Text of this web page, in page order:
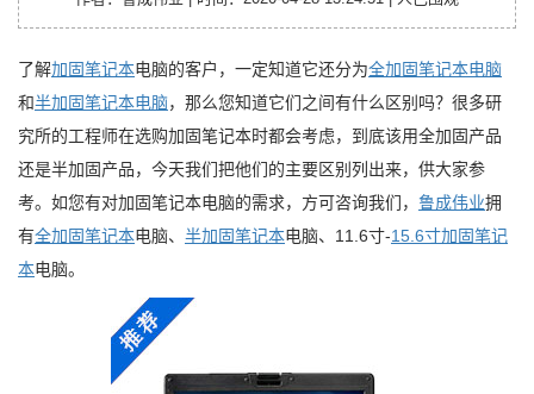
了解加固笔记本电脑的客户，一定知道它还分为全加固笔记本电脑
和半加固笔记本电脑，那么您知道它们之间有什么区别吗？很多研
究所的工程师在选购加固笔记本时都会考虑，到底该用全加固产品
还是半加固产品，今天我们把他们的主要区别列出来，供大家参
考。如您有对加固笔记本电脑的需求，方可咨询我们， 鲁成伟业拥
有全加固笔记本电脑、 半加固笔记本电脑、11.6寸-15.6寸加固笔记
本电脑。